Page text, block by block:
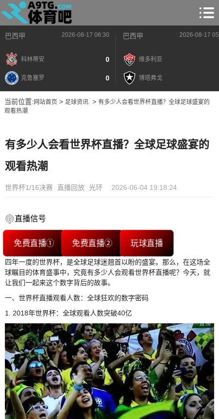
巴西甲 2026-08-17 06:30
科林蒂安 0
克鲁塞罗 0
巴西甲 2026-08-17
维多利亚
博塔弗戈
当前位置: 网站首页> 足球资讯> 有多少人会看世界杯直播？全球足球盛宴的
观看热潮
有多少人会看世界杯直播？全球足球盛宴的
观看热潮
世界杯1/16决赛 直播回放 光环 2026-06-04 19:18:24
直播信号
免费直播① 免费直播② 玩球直播
四年一度的世界杯，是全球足球迷翘首以盼的盛宴。那么，在这场全
球瞩目的体育盛事中，究竟有多少人会观看世界杯直播呢？今天，就
让我们一起来这个数字背后的故事。
一、世界杯直播观看人数：全球狂欢的数字密码
1. 2018年世界杯：全球观看人数突破40亿